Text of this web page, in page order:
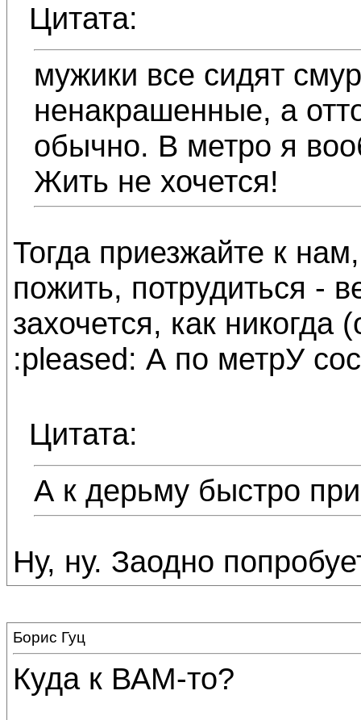
Цитата:
мужики все сидят
ненакрашенные, а
обычно. В метро я
Жить не хочется!
Тогда приезжайте к
пожить, потрудиться -
захочется, как никогда
:pleased: А по метрУ
Цитата:
А к дерьму быстро
Ну, ну. Заодно
Борис Гуц
Куда к ВАМ-то?